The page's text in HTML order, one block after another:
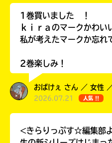
1巻買いました ！
ｋｉｒａのマークかわい
私が考えたマークか忘れ
2巻楽しみ！
おばけぇ さん ／ 女性
2026.07.21 人気 !!
<きらりっぷす☆編集部